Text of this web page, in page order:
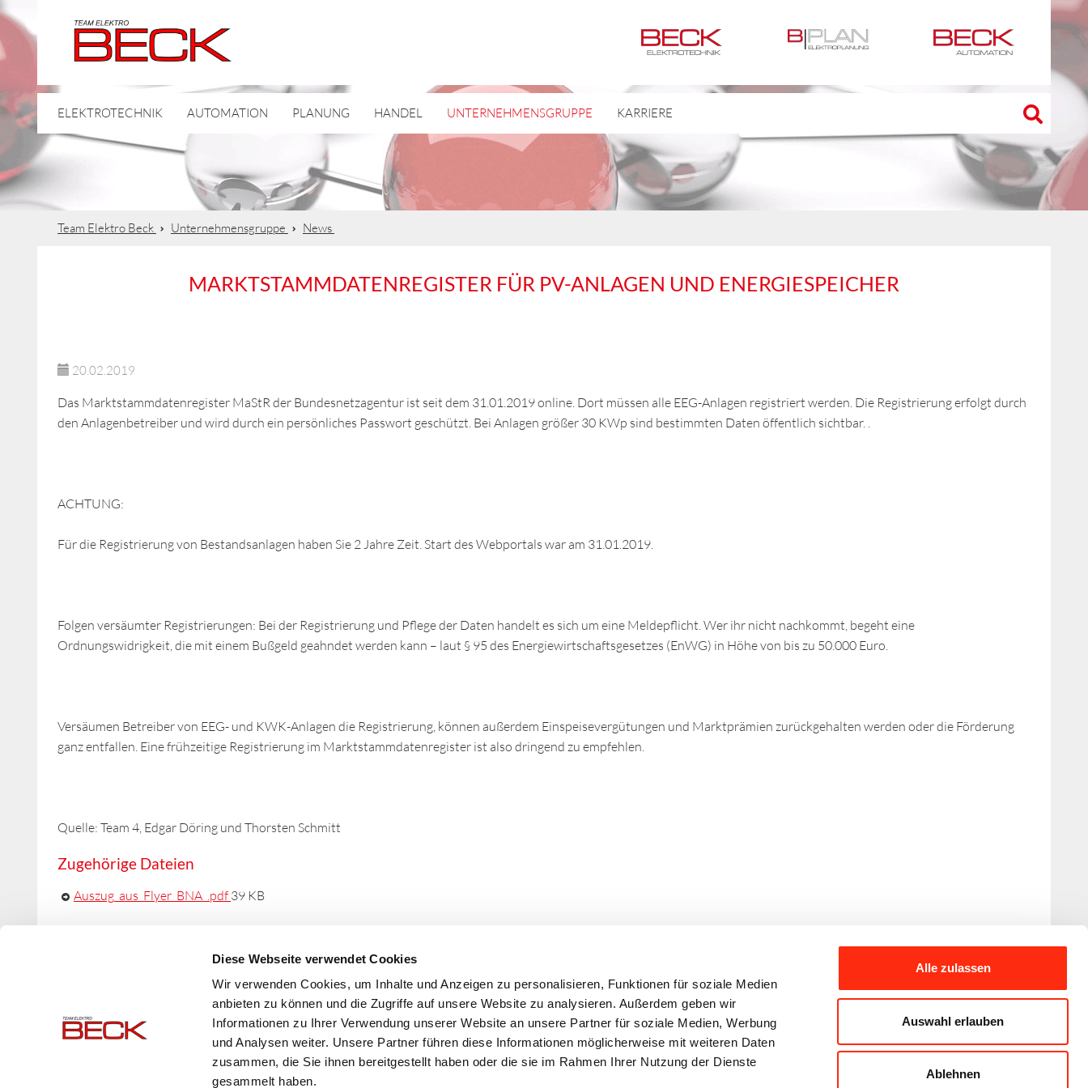
Diese Webseite verwendet Cookies
Wir verwenden Cookies, um Inhalte und Anzeigen zu personalisieren, Funktionen für soziale Medien
anbieten zu können und die Zugriffe auf unsere Website zu analysieren. Außerdem geben wir
Informationen zu Ihrer Verwendung unserer Website an unsere Partner für soziale Medien, Werbung
und Analysen weiter. Unsere Partner führen diese Informationen möglicherweise mit weiteren Daten
zusammen, die Sie ihnen bereitgestellt haben oder die sie im Rahmen Ihrer Nutzung der Dienste
gesammelt haben.
Alle zulassen
Auswahl erlauben
Ablehnen
ELEKTROTECHNIK AUTOMATION PLANUNG HANDEL UNTERNEHMENSGRUPPE KARRIERE
Team Elektro Beck Unternehmensgruppe News
MARKTSTAMMDATENREGISTER FÜR PV-ANLAGEN UND ENERGIESPEICHER
20.02.2019
Das Marktstammdatenregister MaStR der Bundesnetzagentur ist seit dem 31.01.2019 online. Dort müssen alle EEG-Anlagen registriert werden. Die Registrierung erfolgt durch
den Anlagenbetreiber und wird durch ein persönliches Passwort geschützt. Bei Anlagen größer 30 KWp sind bestimmten Daten öffentlich sichtbar. .
ACHTUNG:
Für die Registrierung von Bestandsanlagen haben Sie 2 Jahre Zeit. Start des Webportals war am 31.01.2019.
Folgen versäumter Registrierungen: Bei der Registrierung und Pflege der Daten handelt es sich um eine Meldepflicht. Wer ihr nicht nachkommt, begeht eine
Ordnungswidrigkeit, die mit einem Bußgeld geahndet werden kann – laut § 95 des Energiewirtschaftsgesetzes (EnWG) in Höhe von bis zu 50.000 Euro.
Versäumen Betreiber von EEG- und KWK-Anlagen die Registrierung, können außerdem Einspeisevergütungen und Marktprämien zurückgehalten werden oder die Förderung
ganz entfallen. Eine frühzeitige Registrierung im Marktstammdatenregister ist also dringend zu empfehlen.
Quelle: Team 4, Edgar Döring und Thorsten Schmitt
Zugehörige Dateien
Auszug_aus_Flyer_BNA_.pdf 39 KB